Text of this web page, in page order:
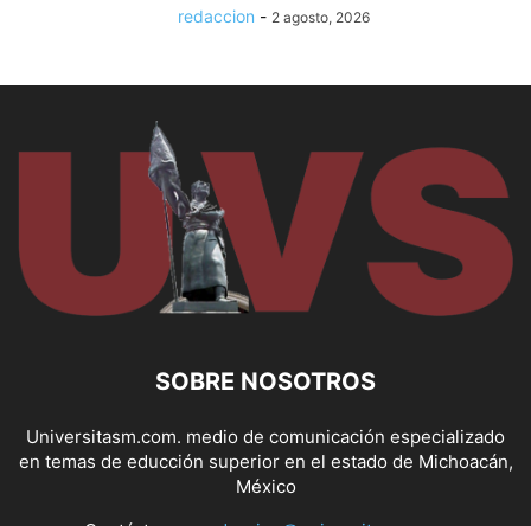
redaccion - 2 agosto, 2026
SOBRE NOSOTROS
Universitasm.com. medio de comunicación especializado
en temas de educción superior en el estado de Michoacán,
México